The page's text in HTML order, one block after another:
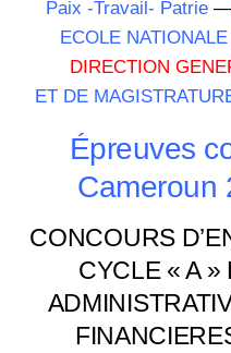
Paix -Travail- Patrie —
ECOLE
DIRECTION
ET DE
Épreuves
Cameroun
CONCOURS
CYCLE « A »